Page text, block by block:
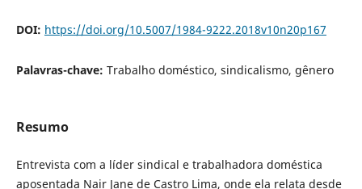
DOI: https://doi.org/10.5007/1984-9222.2018v10n20p167
Palavras-chave: Trabalho doméstico, sindicalismo, gênero
Resumo
Entrevista com a líder sindical e trabalhadora doméstica
aposentada Nair Jane de Castro Lima, onde ela relata desde